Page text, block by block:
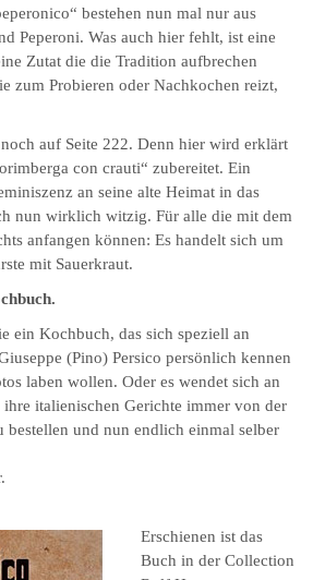
bestehen nun mal nur aus
Peperoni. Was auch hier fehlt, ist eine
Zutat die die Tradition aufbrechen
zum Probieren oder Nachkochen reizt,
auf Seite 222. Denn hier wird erklärt
con crauti“ zubereitet. Ein
an seine alte Heimat in das
nun wirklich witzig. Für alle die mit dem
anfangen können: Es handelt sich um
mit Sauerkraut.
ein Kochbuch, das sich speziell an
(Pino) Persico persönlich kennen
laben wollen. Oder es wendet sich an
ihre italienischen Gerichte immer von der
bestellen und nun endlich einmal selber
Erschienen ist das
Buch in der Collection